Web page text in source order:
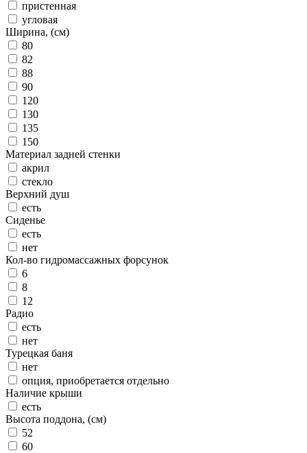
пристенная
угловая
Ширина, (см)
80
82
88
90
120
130
135
150
Материал задней стенки
акрил
стекло
Верхний душ
есть
Сиденье
есть
нет
Кол-во гидромассажных форсунок
6
8
12
Радио
есть
нет
Турецкая баня
нет
опция, приобретается отдельно
Наличие крыши
есть
Высота поддона, (см)
52
60